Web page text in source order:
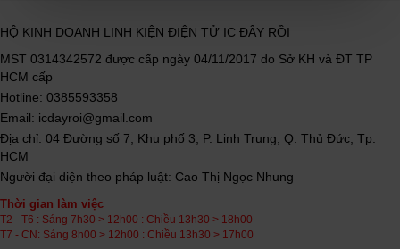
HỘ KINH DOANH LINH KIỆN ĐIỆN TỬ IC ĐÂY RỒI
MST 0314342572 được cấp ngày 04/11/2017 do Sở KH và ĐT TP
HCM cấp
Hotline: 0385593358
Email: icdayroi@gmail.com
Địa chỉ: 04 Đường số 7, Khu phố 3, P. Linh Trung, Q. Thủ Đức, Tp.
HCM
Người đại diện theo pháp luật: Cao Thị Ngọc Nhung
Thời gian làm việc
T2 - T6 : Sáng 7h30 > 12h00 : Chiều 13h30 > 18h00
T7 - CN: Sáng 8h00 > 12h00 : Chiều 13h30 > 17h00